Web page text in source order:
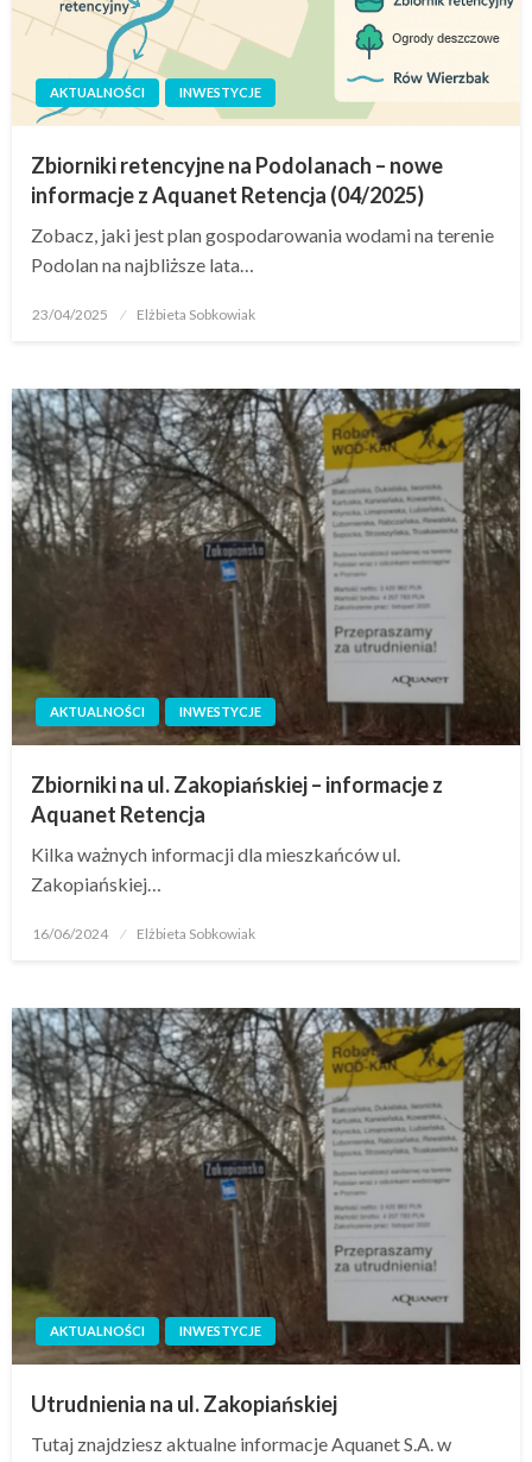
AKTUALNOŚCI INWESTYCJE
Zbiorniki retencyjne na Podolanach – nowe
informacje z Aquanet Retencja (04/2025)
Zobacz, jaki jest plan gospodarowania wodami na terenie
Podolan na najbliższe lata…
23/04/2025 Elżbieta Sobkowiak
AKTUALNOŚCI INWESTYCJE
Zbiorniki na ul. Zakopiańskiej – informacje z
Aquanet Retencja
Kilka ważnych informacji dla mieszkańców ul.
Zakopiańskiej…
16/06/2024 Elżbieta Sobkowiak
AKTUALNOŚCI INWESTYCJE
Utrudnienia na ul. Zakopiańskiej
Tutaj znajdziesz aktualne informacje Aquanet S.A. w